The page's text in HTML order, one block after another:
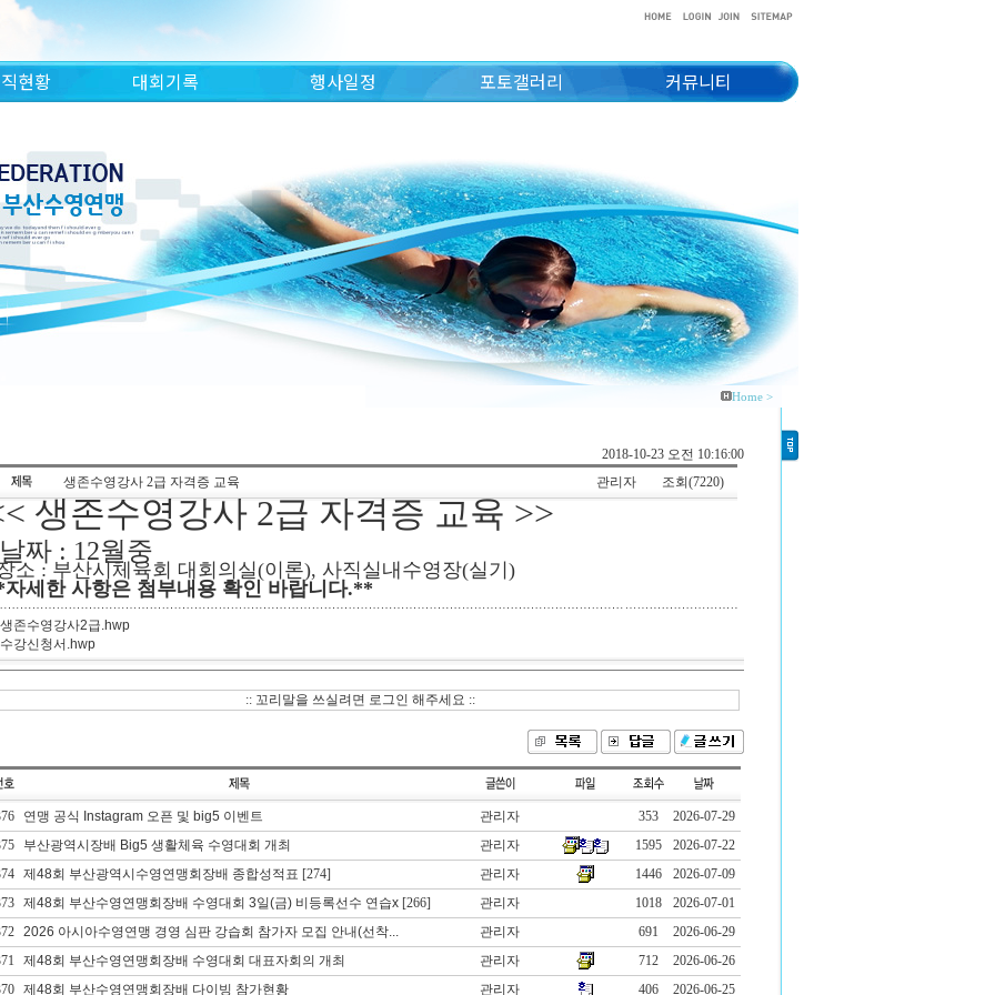
현황 대회기록 행사일정 포토갤러리 커뮤니티
Home >
2018-10-23 오전 10:16:00
생존수영강사 2급 자격증 교육
관리자 조회(7220)
생존수영강사 2급 자격증 교육 >>
짜 : 12월중
소 : 부산시체육회 대회의실(이론), 사직실내수영장(실기)
세한 사항은 첨부내용 확인 바랍니다.**
존수영강사2급.hwp
강신청서.hwp
:: 꼬리말을 쓰실려면 로그인 해주세요 ::
연맹 공식 Instagram 오픈 및 big5 이벤트 관리자 353
2026-07-29
부산광역시장배 Big5 생활체육 수영대회 개최 관리자 1595
2026-07-22
제48회 부산광역시수영연맹회장배 종합성적표 [274] 관리자 1446
2026-07-09
제48회 부산수영연맹회장배 수영대회 3일(금) 비등록선수 연습x[266] 관리자 1018
2026-07-01
2026 아시아수영연맹 경영 심판 강습회 참가자 모집 안내(선착... 관리자 691
2026-06-29
제48회 부산수영연맹회장배 수영대회 대표자회의 개최 관리자 712
2026-06-26
제48회 부산수영연맹회장배 다이빙 참가현황 관리자 406 2026-06-25